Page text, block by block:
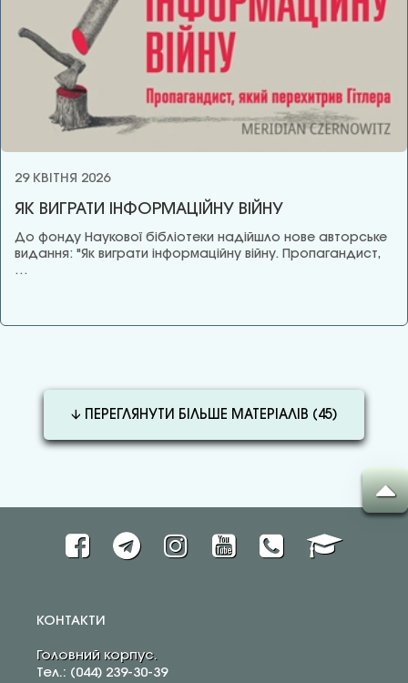
29 КВІТНЯ 2026
ЯК ВИГРАТИ ІНФОРМАЦІЙНУ ВІЙНУ
До фонду Наукової бібліотеки надійшло нове авторське
видання: "Як виграти інформаційну війну. Пропагандист,
…
🡫 ПЕРЕГЛЯНУТИ БІЛЬШЕ МАТЕРІАЛІВ (45)
КОНТАКТИ
Головний корпус.
Тел.: (044) 239-30-39